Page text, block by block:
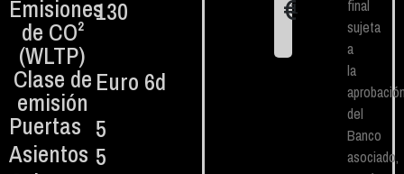
Emisiones
de CO²
(WLTP)
130
Clase de
emisión
Euro 6d
Puertas 5
Asientos 5
€
1
final
sujeta
a
la
del
Banco
asociado,